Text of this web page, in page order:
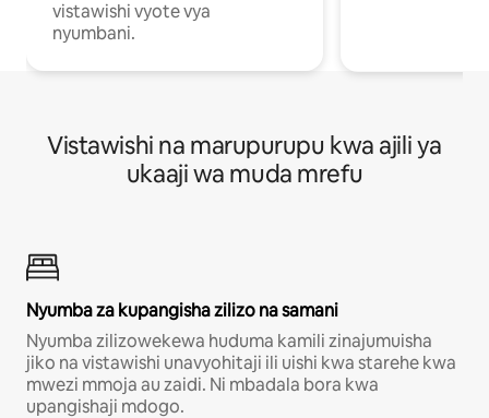
vistawishi vyote vya
nyumbani.
Vistawishi na marupurupu kwa ajili ya
ukaaji wa muda mrefu
Nyumba za kupangisha zilizo na samani
Nyumba zilizowekewa huduma kamili zinajumuisha
jiko na vistawishi unavyohitaji ili uishi kwa starehe kwa
mwezi mmoja au zaidi. Ni mbadala bora kwa
upangishaji mdogo.